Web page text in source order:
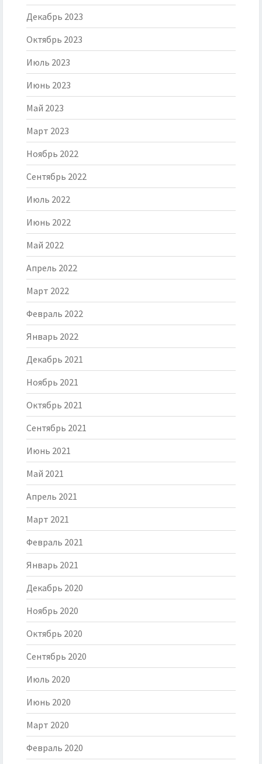
Декабрь 2023
Октябрь 2023
Июль 2023
Июнь 2023
Май 2023
Март 2023
Ноябрь 2022
Сентябрь 2022
Июль 2022
Июнь 2022
Май 2022
Апрель 2022
Март 2022
Февраль 2022
Январь 2022
Декабрь 2021
Ноябрь 2021
Октябрь 2021
Сентябрь 2021
Июнь 2021
Май 2021
Апрель 2021
Март 2021
Февраль 2021
Январь 2021
Декабрь 2020
Ноябрь 2020
Октябрь 2020
Сентябрь 2020
Июль 2020
Июнь 2020
Март 2020
Февраль 2020